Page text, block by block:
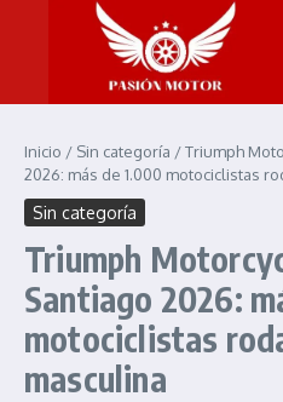
Saltar al contenido
Inicio / Sin categoría /Triumph
2026: más de 1.000 motociclistas
Sin categoría
Triumph
Santiago 2026:
motociclistas
masculina